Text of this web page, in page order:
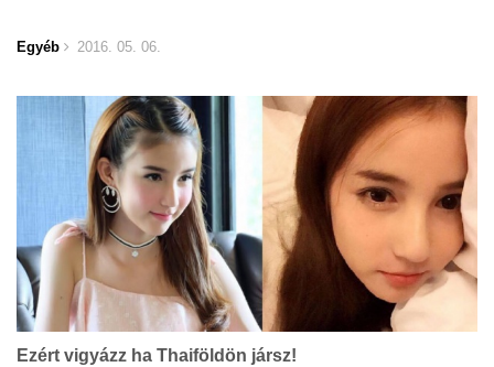
Egyéb 2016. 05. 06.
Ezért vigyázz ha Thaiföldön jársz!